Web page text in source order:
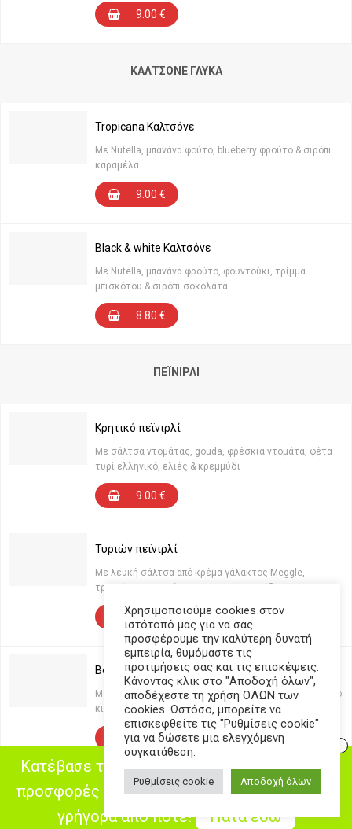
9.00 €
ΚΑΛΤΣΌΝΕ ΓΛΥΚΆ
Tropicana Καλτσόνε
Με Nutella, μπανάνα φούτο, blueberry φρούτο & σιρόπι
καραμέλα
9.00 €
Black & white Καλτσόνε
Με Nutella, μπανάνα φρούτο, φουντούκι, τρίμμα
μπισκότου & σιρόπι σοκολάτα
8.80 €
ΠΕΪΝΙΡΛΊ
Κρητικό πεϊνιρλί
Με σάλτσα ντομάτας, gouda, φρέσκια ντομάτα, φέτα
τυρί ελληνικό, ελιές & κρεμμύδι
9.00 €
Τυριών πεϊνιρλί
Με λευκή σάλτσα από κρέμα γάλακτος Meggle,
τριμμένη μοτσαρέλα, gorgonzola, φλοίδες grana
padano (ιταλική παρμεζάνα)
11.80€
Bologna πεϊνιρλί
Με σάλτσα ντομάτας, gouda, φρέσκο 100% μοσχαρίσιο
κιμά, φέτα τυρί Ελληνικό & φρέσκια ντομάτα
10.00€
Ελληνικό πεϊνιρλί
Με σάλτσα ντομάτας, gouda, μπέικον & αυγό
Χρησιμοποιούμε cookies στον
ιστότοπό μας για να σας
προσφέρουμε την καλύτερη δυνατή
εμπειρία, θυμόμαστε τις
προτιμήσεις σας και τις επισκέψεις.
Κάνοντας κλικ στο "Αποδοχή όλων",
αποδέχεστε τη χρήση ΟΛΩΝ των
cookies. Ωστόσο, μπορείτε να
επισκεφθείτε τις "Ρυθμίσεις cookie"
για να δώσετε μια ελεγχόμενη
συγκατάθεση.
Ρυθμίσεις cookie Αποδοχή όλων
Κατέβασε την εφαρμογή μας, δες τις online
προσφορές και παράγγειλε ποιο εύκολα και
γρήγορα από ποτέ!
Πάτα εδώ